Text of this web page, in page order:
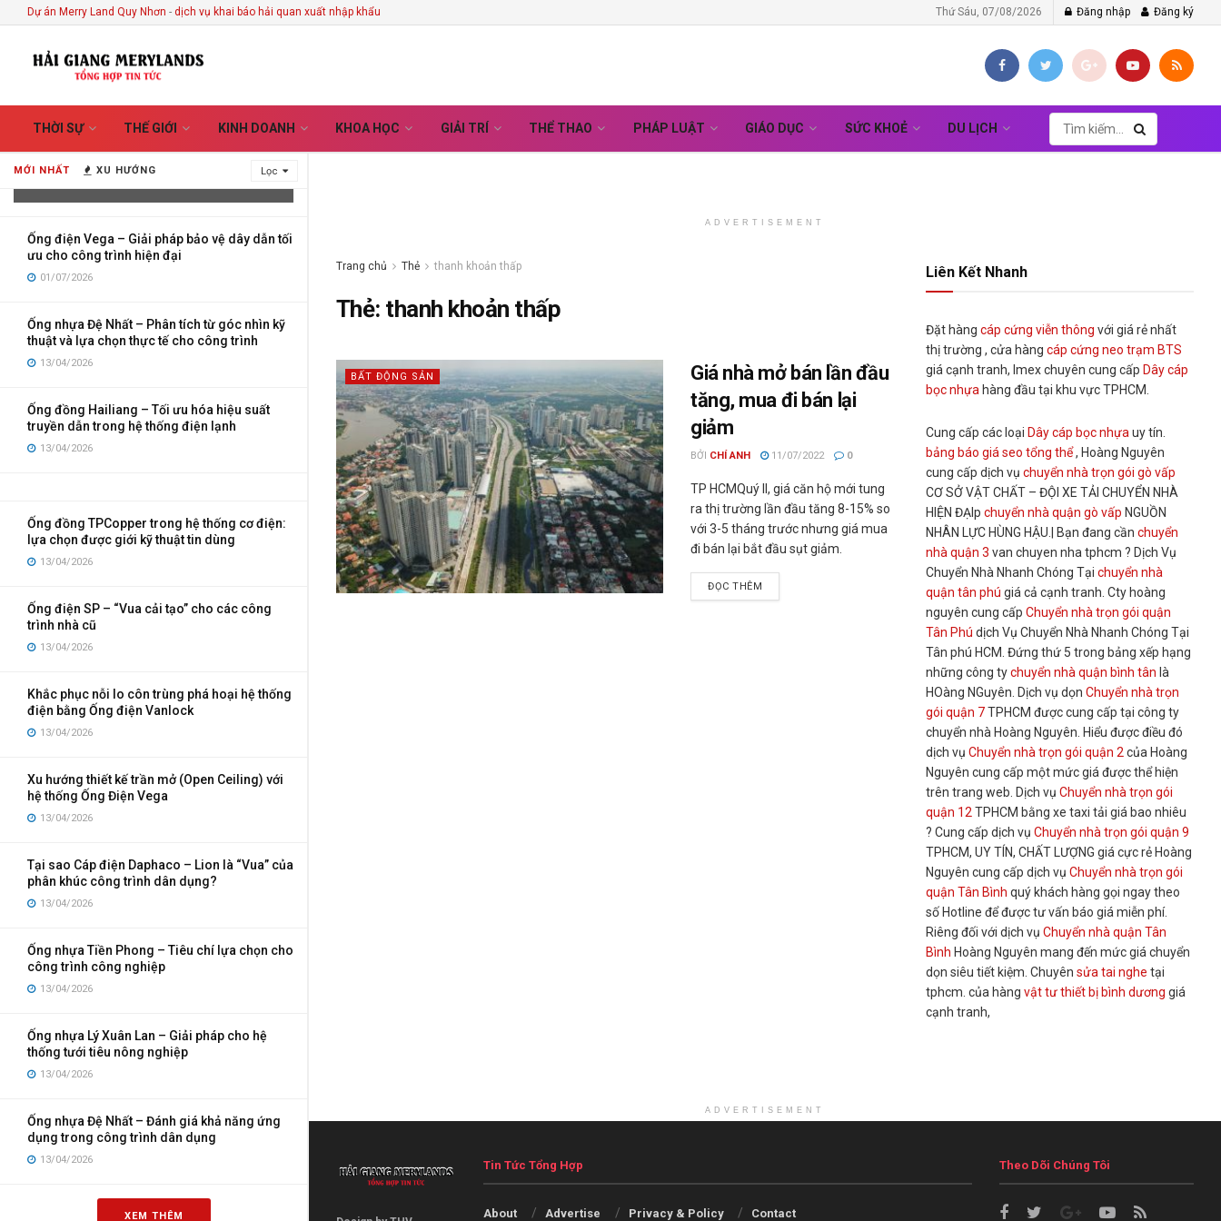
MỚI NHẤT XU HƯỚNG Lọc
Vietnam Handicrafts Store in Hoi An –
Discover the Stories Hidden Behind
Every Handmade Creation
Ống điện Vega – Giải pháp bảo vệ dây dẫn tối
ưu cho công trình hiện đại
01/07/2026
Ống nhựa Đệ Nhất – Phân tích từ góc nhìn kỹ
thuật và lựa chọn thực tế cho công trình
13/04/2026
Ống đồng Hailiang – Tối ưu hóa hiệu suất
truyền dẫn trong hệ thống điện lạnh
13/04/2026
Ống đồng TPCopper trong hệ thống cơ điện:
lựa chọn được giới kỹ thuật tin dùng
13/04/2026
Ống điện SP – “Vua cải tạo” cho các công
trình nhà cũ
13/04/2026
Khắc phục nỗi lo côn trùng phá hoại hệ thống
điện bằng Ống điện Vanlock
13/04/2026
Xu hướng thiết kế trần mở (Open Ceiling) với
hệ thống Ống Điện Vega
13/04/2026
Tại sao Cáp điện Daphaco – Lion là “Vua” của
phân khúc công trình dân dụng?
13/04/2026
Ống nhựa Tiền Phong – Tiêu chí lựa chọn cho
công trình công nghiệp
13/04/2026
Ống nhựa Lý Xuân Lan – Giải pháp cho hệ
thống tưới tiêu nông nghiệp
13/04/2026
Ống nhựa Đệ Nhất – Đánh giá khả năng ứng
dụng trong công trình dân dụng
13/04/2026
XEM THÊM
Dự án Merry Land Quy Nhơn - dịch vụ khai báo hải quan xuất nhập khẩu Thứ Sáu, 07/08/2026 Đăng nhập Đăng ký
THỜI SỰ THẾ GIỚI KINH DOANH KHOA HỌC GIẢI TRÍ THỂ THAO PHÁP LUẬT GIÁO DỤC SỨC KHOẺ DU LỊCH
ADVERTISEMENT
Trang chủ Thẻ thanh khoản thấp
Thẻ: thanh khoản thấp
BẤT ĐỘNG SẢN
Giá nhà mở bán lần đầu
tăng, mua đi bán lại
giảm
BỞI CHÍ ANH 11/07/2022 0
TP HCMQuý II, giá căn hộ mới tung
ra thị trường lần đầu tăng 8-15% so
với 3-5 tháng trước nhưng giá mua
đi bán lại bắt đầu sụt giảm.
ĐỌC THÊM
Liên Kết Nhanh
Đặt hàngcáp cứng viễn thông với giá rẻ nhất
thị trường , cửa hàngcáp cứng neo trạm BTS
giá cạnh tranh, Imex chuyên cung cấp Dây cáp
bọc nhựa hàng đầu tại khu vực TPHCM.
Cung cấp các loạiDây cáp bọc nhựa uy tín.
bảng báo giá seo tổng thể, Hoàng Nguyên
cung cấp dịch vụchuyển nhà trọn gói gò vấp
CƠ SỞ VẬT CHẤT – ĐỘI XE TẢI CHUYỂN NHÀ
HIỆN ĐẠIpchuyển nhà quận gò vấp NGUỒN
NHÂN LỰC HÙNG HẬU.| Bạn đang cầnchuyển
nhà quận 3 van chuyen nha tphcm ? Dịch Vụ
Chuyển Nhà Nhanh Chóng Tạichuyển nhà
quận tân phú giá cả cạnh tranh. Cty hoàng
nguyên cung cấpChuyển nhà trọn gói quận
Tân Phú dịch Vụ Chuyển Nhà Nhanh Chóng Tại
Tân phú HCM. Đứng thứ 5 trong bảng xếp hạng
những công tychuyển nhà quận bình tân là
HOàng NGuyên. Dịch vụ dọnChuyển nhà trọn
gói quận 7TPHCM được cung cấp tại công ty
chuyển nhà Hoàng Nguyên. Hiểu được điều đó
dịch vụChuyển nhà trọn gói quận 2 của Hoàng
Nguyên cung cấp một mức giá được thể hiện
trên trang web. Dịch vụChuyển nhà trọn gói
quận 12 TPHCM bằng xe taxi tải giá bao nhiêu
? Cung cấp dịch vụChuyển nhà trọn gói quận 9
TPHCM, UY TÍN, CHẤT LƯỢNG giá cực rẻ Hoàng
Nguyên cung cấp dịch vụChuyển nhà trọn gói
quận Tân Bình quý khách hàng gọi ngay theo
số Hotline để được tư vấn báo giá miễn phí.
Riêng đối với dịch vụChuyển nhà quận Tân
Bình Hoàng Nguyên mang đến mức giá chuyển
dọn siêu tiết kiệm. Chuyênsửa tai nghe tại
tphcm. của hàngvật tư thiết bị bình dương giá
cạnh tranh,
ADVERTISEMENT
Tin Tức Tổng Hợp
About Advertise Privacy & Policy Contact
Theo Dõi Chúng Tôi